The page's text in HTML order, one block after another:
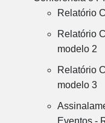
Relatório
Relatório
modelo 2
Relatório
modelo 3
Eventos -